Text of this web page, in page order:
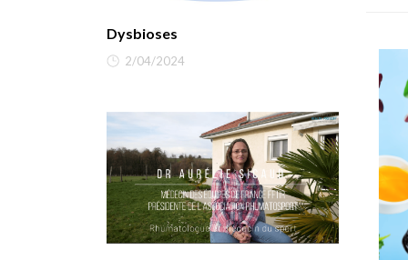
Dysbioses
2/04/2024